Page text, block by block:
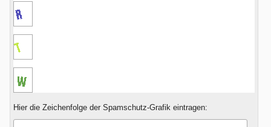
Hier die Zeichenfolge der Spamschutz-Grafik eintragen: